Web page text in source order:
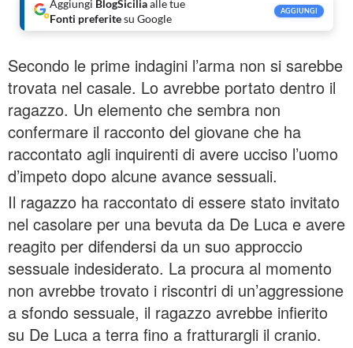
Aggiungi BlogSiciliaalle tue
Fonti preferitesu Google
AGGIUNGI
Secondo le prime indagini l’arma non si sarebbe
trovata nel casale. Lo avrebbe portato dentro il
ragazzo. Un elemento che sembra non
confermare il racconto del giovane che ha
raccontato agli inquirenti di avere ucciso l’uomo
d’impeto dopo alcune avance sessuali.
Il ragazzo ha raccontato di essere stato invitato
nel casolare per una bevuta da De Luca e avere
reagito per difendersi da un suo approccio
sessuale indesiderato. La procura al momento
non avrebbe trovato i riscontri di un’aggressione
a sfondo sessuale, il ragazzo avrebbe infierito
su De Luca a terra fino a fratturargli il cranio.